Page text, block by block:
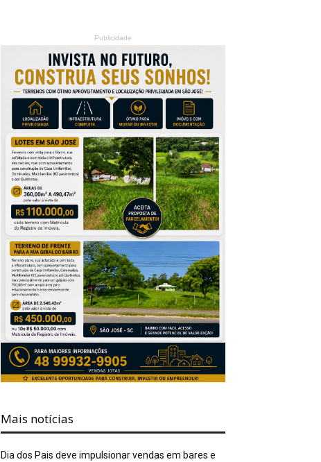
Publicidade
Mais notícias
Dia dos Pais deve impulsionar vendas em bares e